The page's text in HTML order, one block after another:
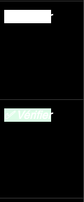
✅ Vérifier